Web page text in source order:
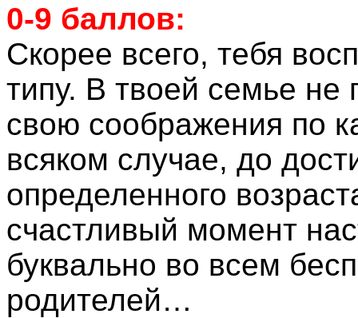
0-9 баллов:
Скорее всего, тебя
типу. В твоей семье не
свою соображения по
всяком случае, до
определенного
счастливый момент
буквально во всем
родителей…